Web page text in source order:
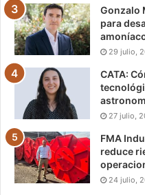
Gonzalo
para
29 julio,
CATA:
27 julio,
FMA
reduce
24 julio,